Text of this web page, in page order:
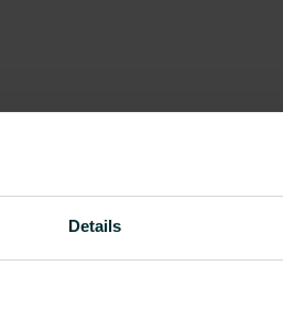
Details
valitse kategoria